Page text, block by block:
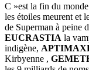
C »est la fin du
les étoiles meurent et
de Superman à peine
EUCRASTIA la
indigène,
Kirbyenne ,